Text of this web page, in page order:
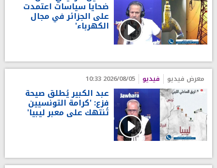
ضحايا سياسات اعتمدت
على الجزائر في مجال
الكهرباء'
معرض فيديو فيديو 2026/08/05 10:33
عبد الكبير يُطلق صيحة
فزع: 'كرامة التونسيين
تُنتهك على معبر ليبيا'